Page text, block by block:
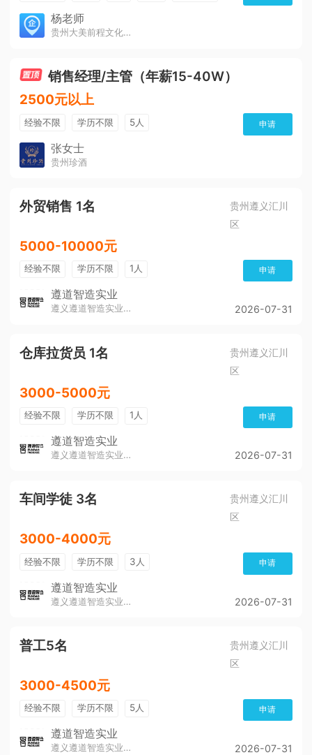
年终奖
公费旅游
环境好
双休 有提成
杨老师
贵州大美前程文化发展有限公司
销售经理/主管（年薪15-40W）
2500元以上
经验不限 学历不限 5人 申请
张女士
贵州珍酒
外贸销售 1名
贵州遵义汇川
区
5000-10000元
经验不限 学历不限 1人 申请
遵道智造实业
遵义遵道智造实业有限公司 2026-07-31
仓库拉货员 1名
贵州遵义汇川
区
3000-5000元
经验不限 学历不限 1人 申请
遵道智造实业
遵义遵道智造实业有限公司 2026-07-31
车间学徒 3名
贵州遵义汇川
区
3000-4000元
经验不限 学历不限 3人 申请
遵道智造实业
遵义遵道智造实业有限公司 2026-07-31
普工5名
贵州遵义汇川
区
3000-4500元
经验不限 学历不限 5人 申请
遵道智造实业
遵义遵道智造实业有限公司 2026-07-31